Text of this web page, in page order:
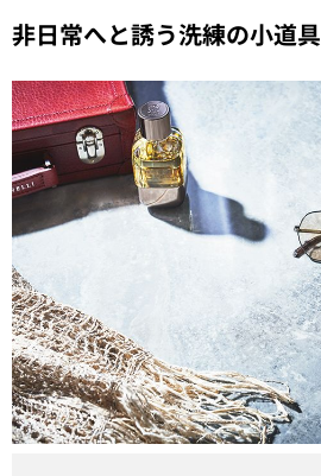
非日常へと誘う洗練の小道具